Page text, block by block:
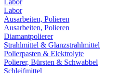
Labor
Labor
Ausarbeiten, Polieren
Ausarbeiten, Polieren
Diamantpolierer
Strahlmittel & Glanzstrahlmittel
Polierpasten & Elektrolyte
Polierer, Bürsten & Schwabbel
Schleifmittel